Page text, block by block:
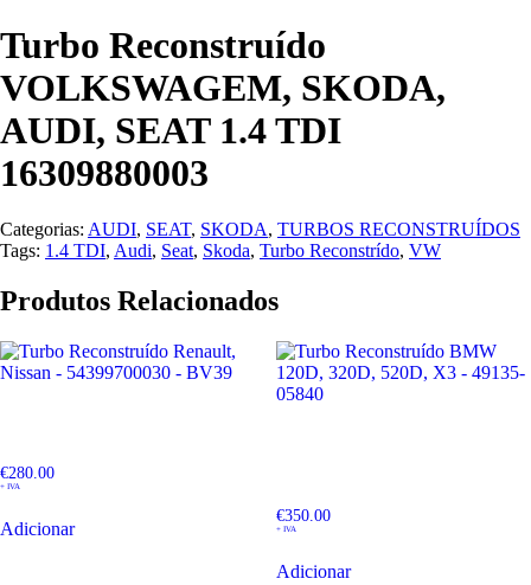
Turbo Reconstruído
VOLKSWAGEM, SKODA,
AUDI, SEAT 1.4 TDI
16309880003
Categorias: AUDI, SEAT, SKODA, TURBOS RECONSTRUÍDOS
Tags: 1.4 TDI, Audi, Seat, Skoda, Turbo Reconstrído, VW
Produtos Relacionados
€280.00
+ IVA
Adicionar
€350.00
+ IVA
Adicionar